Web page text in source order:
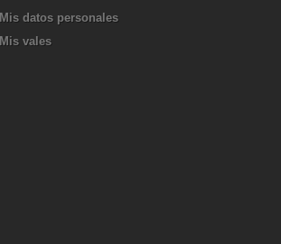
Mis datos personales
Mis vales